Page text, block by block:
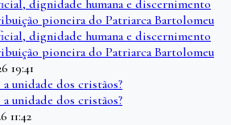
dignidade humana e discernimento
pioneira do Patriarca Bartolomeu
dignidade humana e discernimento
pioneira do Patriarca Bartolomeu
19:41
a unidade dos cristãos?
a unidade dos cristãos?
11:42